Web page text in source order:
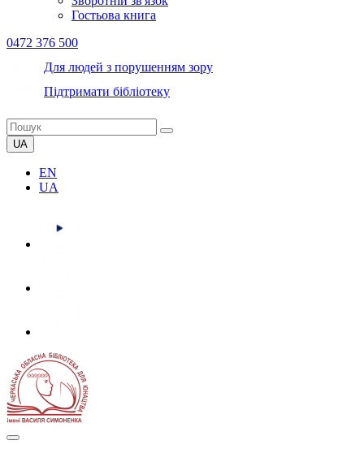
Гостьова книга
0472 376 500
Для людей з порушенням зору
Підтримати бібліотеку
UA
EN
UA